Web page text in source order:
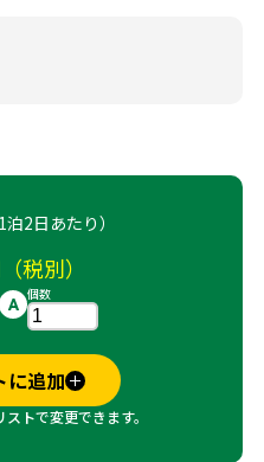
2日あたり）
税別）
A 個数
に追加
トで変更できます。